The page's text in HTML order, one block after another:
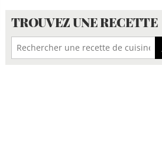
TROUVEZ UNE RECETTE